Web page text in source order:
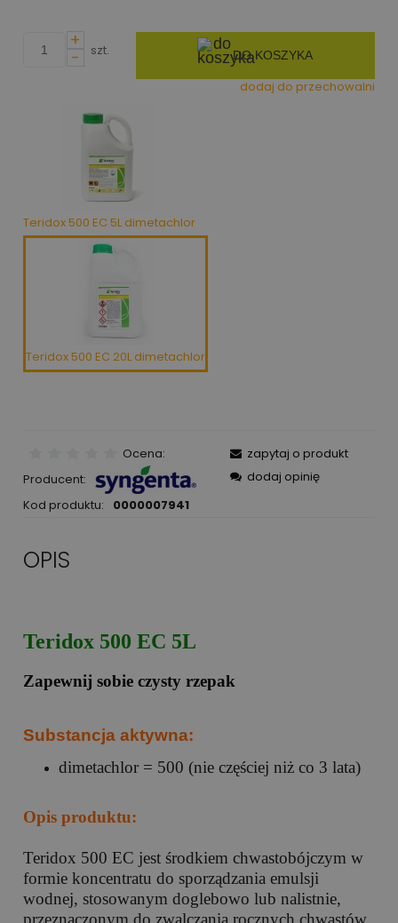
Teridox 500 EC 5L dimetachlor
Teridox 500 EC 20L dimetachlor
+
-
szt. DO KOSZYKA
dodaj do przechowalni
Ocena:
Producent:
Kod produktu:
0000007941
zapytaj o produkt
dodaj opinię
OPIS
Teridox 500 EC 5L
Zapewnij sobie czysty rzepak
Substancja aktywna:
dimetachlor = 500 (nie częściej niż co 3 lata)
Opis produktu:
Teridox 500 EC jest środkiem chwastobójczym w
formie koncentratu do sporządzania emulsji
wodnej, stosowanym doglebowo lub nalistnie,